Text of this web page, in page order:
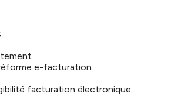
e-facturation
facturation électronique